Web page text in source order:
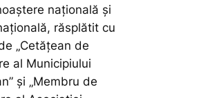
națională și
răsplătit cu
„Cetățean de
al Municipiului
și „Membru de